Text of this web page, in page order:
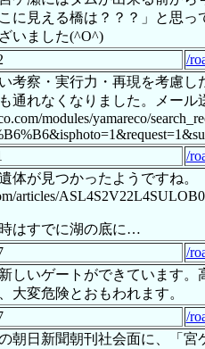
に見える橋は？？？」と思
いました(^O^)
/
考察・実行力・再現を考慮
通れなくなりました。メー
modules/yamareco/
/
体が見つかったようですね。
articles/
はすでに湖の底に…
/
しいゲートができています
大変危険とおもわれます。
/
朝日新聞朝刊社会面に、「